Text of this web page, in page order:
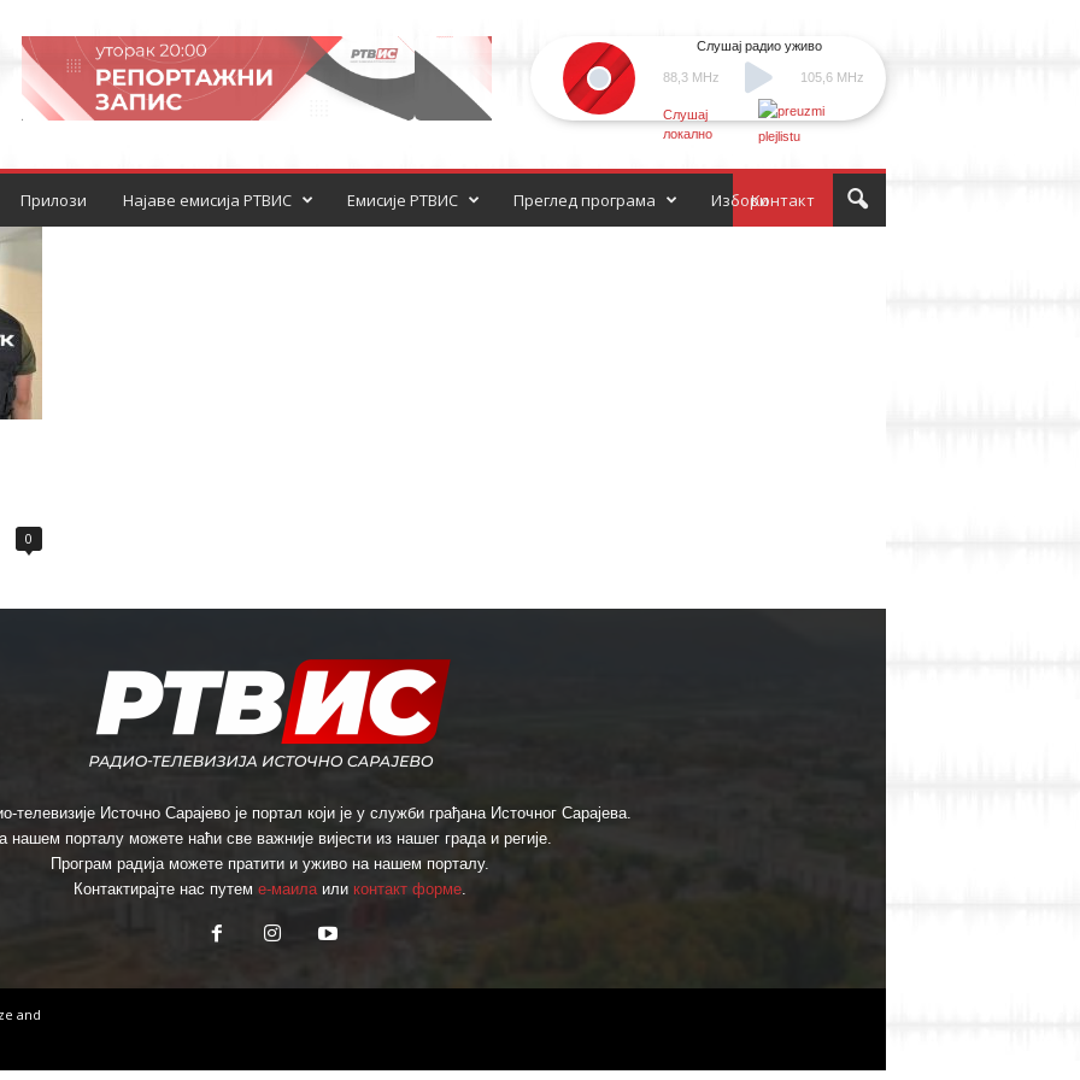
88,3 MHz
Слушај радио уживо
105,6 MHz
Слушај
локално
Прилози Најаве емисија РТВИС Емисије РТВИС Контакт
Преглед програма Избори
0
телевизије Источно Сарајево је портал који је у служби грађана Источног Сарајева.
нашем порталу можете наћи све важније вијести из нашег града и регије.
Програм радија можете пратити и уживо на нашем порталу.
Контактирајте нас путем е-маилаили контакт форме.
and